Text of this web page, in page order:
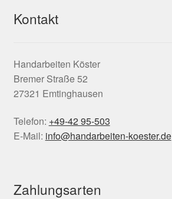
Kontakt
Handarbeiten Köster
Bremer Straße 52
27321 Emtinghausen
Telefon: +49-42 95-503
E-Mail: info@handarbeiten-koester.de
Zahlungsarten